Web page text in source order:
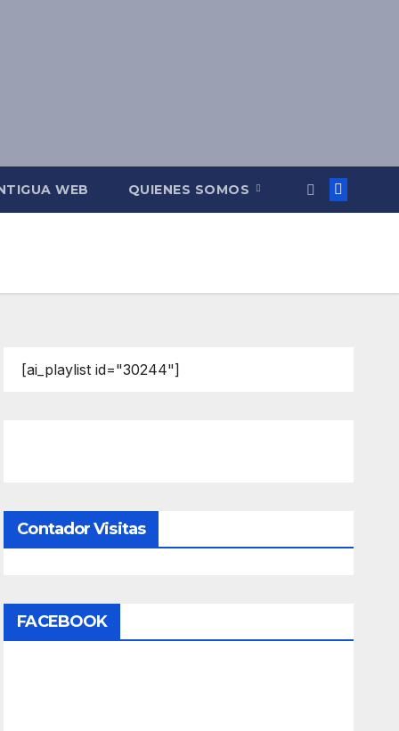
WEB QUIENES SOMOS
[ai_playlist id="30244"]
Contador Visitas
FACEBOOK